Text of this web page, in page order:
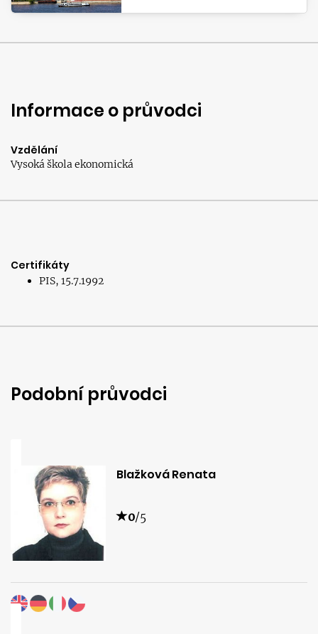
Informace o průvodci
Vzdělání
Vysoká škola ekonomická
Certifikáty
PIS, 15.7.1992
Podobní průvodci
Blažková Renata
0/5